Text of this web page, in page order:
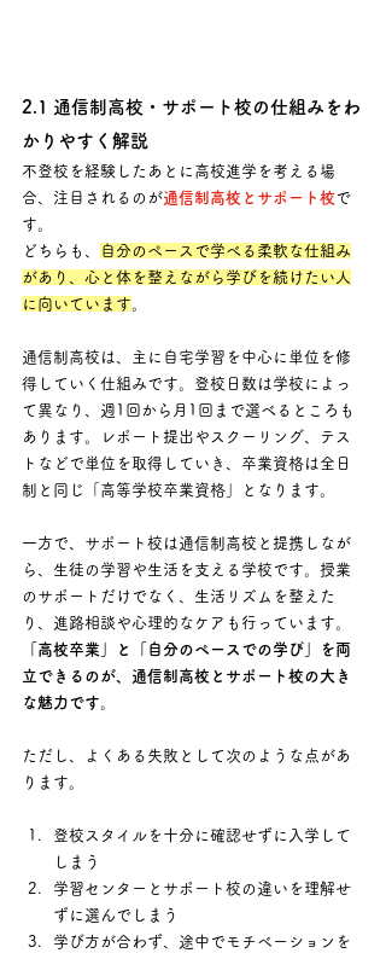
2.1 通信制高校・サポート校の仕組みをわ
かりやすく解説
不登校を経験したあとに高校進学を考える場
合、注目されるのが通信制高校とサポート校 で
す。
どちらも、
自分のペースで学べる柔軟な仕組み
があり、心と体を整えながら学びを続けたい人
に向いています。
通信制高校は、主に自宅学習を中心に単位を修
得していく仕組みです。登校日数は学校によっ
て異なり、週1回から月1回まで選べるところも
あります。レポート提出やスクーリング、テス
トなどで単位を取得していき、卒業資格は全日
制と同じ「高等学校卒業資格」となります。
一方で、サポート校は通信制高校と提携しなが
ら、生徒の学習や生活を支える学校です。授業
のサポートだけでなく、生活リズムを整えた
り、進路相談や心理的なケアも行っています。
「高校卒業」と「自分のペースでの学び」を両
立できるのが、通信制高校とサポート校の大き
な魅力です。
ただし、よくある失敗として次のような点があ
ります。
登校スタイルを十分に確認せずに入学して
しまう
学習センターとサポート校の違いを理解せ
ずに選んでしまう
学び方が合わず、途中でモチベーションを